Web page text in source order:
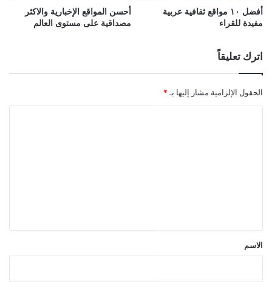
أفضل ١٠ مواقع ثقافية عربية
مفيدة للقراء
أحسن المواقع الإخبارية والاكثر
مصداقية على مستوى العالم
اترك تعليقاً
الحقول الإلزامية مشار إليها بـ *
*الاسم